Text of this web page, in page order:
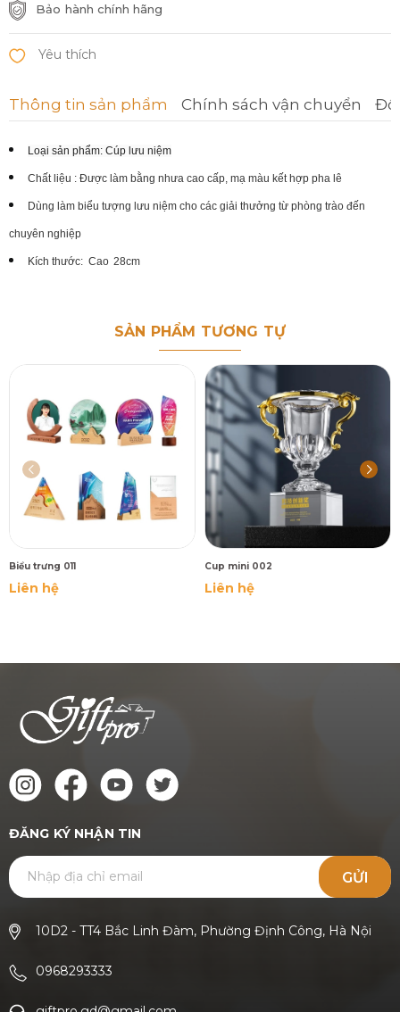
Bảo hành chính hãng
Thông tin sản phẩm Chính sách vận chuyển
Loại sản phẩm: Cúp lưu niệm
Chất liệu : Được làm bằng nhưa cao cấp, mạ màu kết hợp pha lê
Dùng làm biểu tượng lưu niệm cho các giải thưởng từ phòng trào đến
chuyên nghiệp
Kích thước: Cao 28cm
SẢN PHẨM TƯƠNG TỰ
Biểu trưng 011
Liên hệ
Cup mini 002
Liên hệ
ĐĂNG KÝ NHẬN TIN
GỬI
10D2 - TT4 Bắc Linh Đàm, Phường Định Công, Hà Nội
0968293333